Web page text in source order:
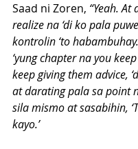
Saad ni Zoren, “Yeah. At
realize na ‘di ko pala
kontrolin ‘to
‘yung chapter na you
keep giving them advice,
at darating pala sa point
sila mismo at sasabihin,
kayo.’